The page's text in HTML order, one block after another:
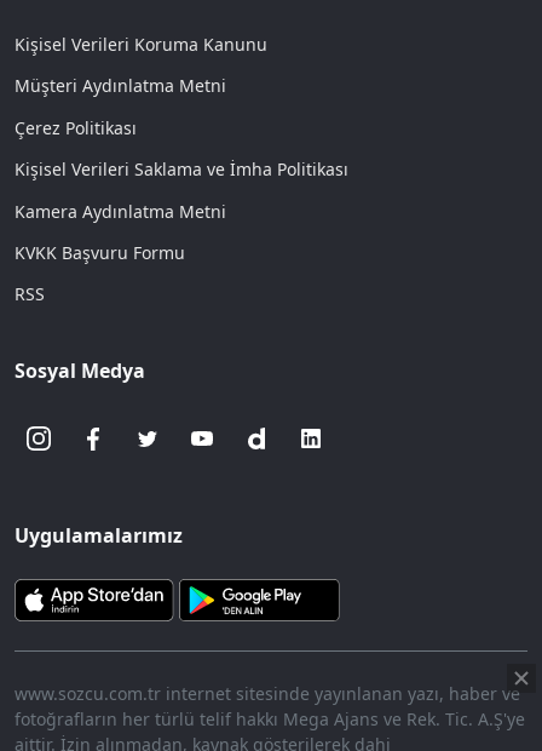
Kişisel Verileri Koruma Kanunu
Müşteri Aydınlatma Metni
Çerez Politikası
Kişisel Verileri Saklama ve İmha Politikası
Kamera Aydınlatma Metni
KVKK Başvuru Formu
RSS
Sosyal Medya
Uygulamalarımız
www.sozcu.com.tr internet sitesinde yayınlanan yazı, haber ve
fotoğrafların her türlü telif hakkı Mega Ajans ve Rek. Tic. A.Ş'ye
aittir. İzin alınmadan, kaynak gösterilerek dahi